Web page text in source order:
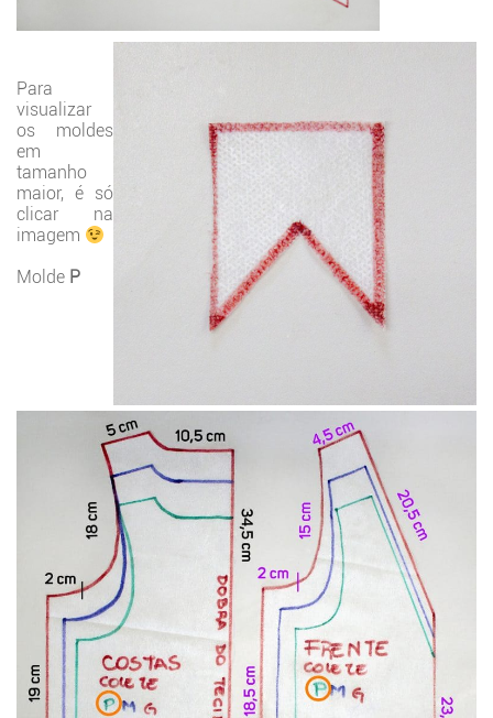
Para
visualizar
os moldes
em
tamanho
maior, é só
clicar na
imagem
Molde P